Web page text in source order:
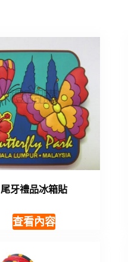
尾牙禮品冰箱貼
查看內容